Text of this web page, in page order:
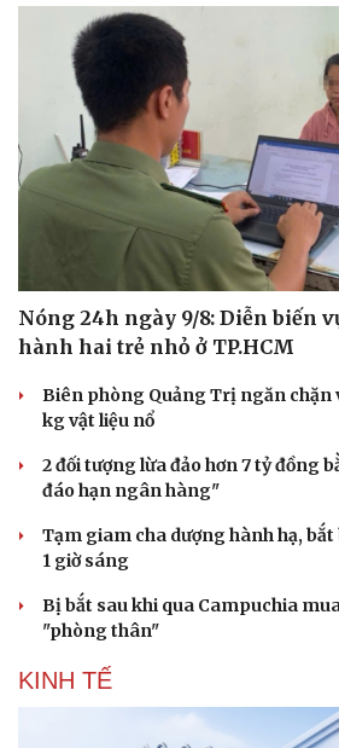
Nóng 24h ngày 9/8: Diễn biến
hành hai trẻ nhỏ ở TP.HCM
Biên phòng Quảng Trị ngăn chặn
kg vật liệu nổ
2 đối tượng lừa đảo hơn 7 tỷ đồng
đáo hạn ngân hàng"
Tạm giam cha dượng hành hạ, bắt
1 giờ sáng
Bị bắt sau khi qua Campuchia
"phòng thân"
KINH TẾ